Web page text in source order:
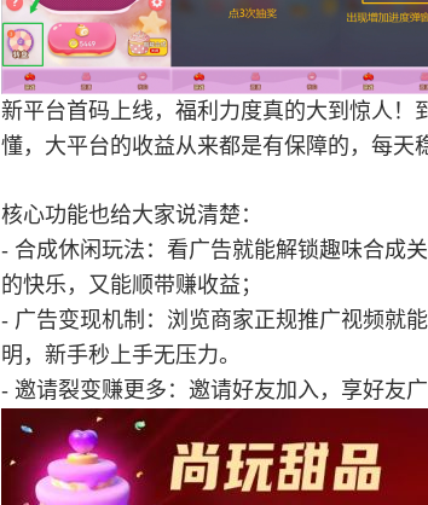
新平台首码上线，福利力度真的大到惊人
懂，大平台的收益从来都是有保障的，每天
核心功能也给大家说清楚：
- 合成休闲玩法：看广告就能解锁趣味合成
的快乐，又能顺带赚收益；
- 广告变现机制：浏览商家正规推广视频就
明，新手秒上手无压力。
- 邀请裂变赚更多：邀请好友加入，享好友